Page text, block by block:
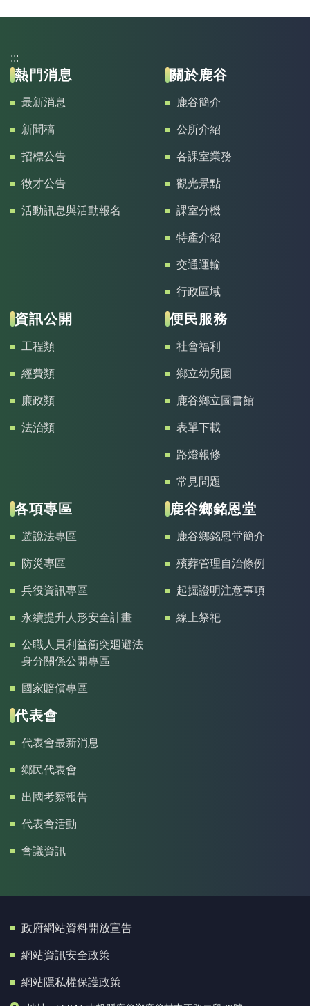
告別式
祭祀
邀請
23日 26日 27日
祭祀
30日 3日
:::
熱門消息
最新消息
新聞稿
招標公告
徵才公告
活動訊息與活動報名
關於鹿谷
鹿谷簡介
公所介紹
各課室業務
觀光景點
課室分機
特產介紹
交通運輸
行政區域
資訊公開
工程類
經費類
廉政類
法治類
便民服務
社會福利
鄉立幼兒園
鹿谷鄉立圖書館
表單下載
路燈報修
常見問題
各項專區
遊說法專區
防災專區
兵役資訊專區
永續提升人形安全計畫
公職人員利益衝突廻避法
身分關係公開專區
國家賠償專區
鹿谷鄉銘恩堂
鹿谷鄉銘恩堂簡介
殯葬管理自治條例
起掘證明注意事項
線上祭祀
代表會
代表會最新消息
鄉民代表會
出國考察報告
代表會活動
會議資訊
政府網站資料開放宣告
網站資訊安全政策
網站隱私權保護政策